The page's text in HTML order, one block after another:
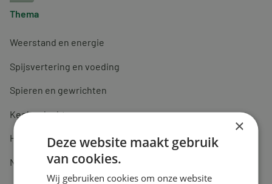
Thema
Weerstand en energie
Spijsvertering en voeding
Spieren en gewrichten
Keel en luchtwegen
Huidverzorging
Nachtrust
×
Deze website maakt gebruik
van cookies.
Wij gebruiken cookies om onze website